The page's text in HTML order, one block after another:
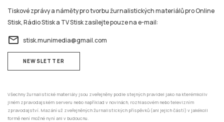
Tiskové zprávy a náměty pro tvorbu žurnalistických materiálů pro Online
Stisk, Rádio Stisk a TV Stisk zasílejte pouze na e-mail:
email stisk.munimedia@gmail.com
NEWSLETTER
Všechny žurnalistické materiály jsou zveřejněny podle stejných pravidel jako na kterémkoliv
jiném zpravodajském serveru nebo například v novinách, rozhlasovém nebo televizním
zpravodajství. Mazání už zveřejněných žurnalistických příspěvků (ani jejich částí) v jakékoli
formě není možné nyní ani v budoucnu.